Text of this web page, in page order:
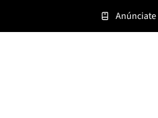
Anúnciate